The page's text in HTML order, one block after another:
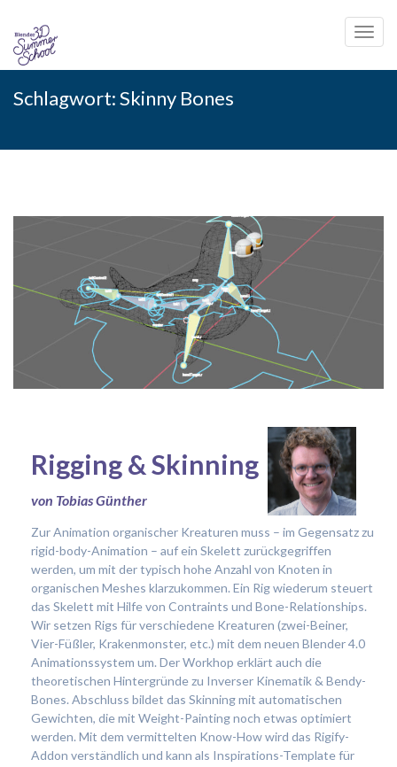
Schlagwort:Skinny Bones
Rigging & Skinning
von Tobias Günther
Zur Animation organischer Kreaturen muss – im Gegensatz zu
rigid-body-Animation – auf ein Skelett zurückgegriffen
werden, um mit der typisch hohe Anzahl von Knoten in
organischen Meshes klarzukommen. Ein Rig wiederum steuert
das Skelett mit Hilfe von Contraints und Bone-Relationships.
Wir setzen Rigs für verschiedene Kreaturen (zwei-Beiner,
Vier-Füßler, Krakenmonster, etc.) mit dem neuen Blender 4.0
Animationssystem um. Der Workhop erklärt auch die
theoretischen Hintergründe zu Inverser Kinematik & Bendy-
Bones. Abschluss bildet das Skinning mit automatischen
Gewichten, die mit Weight-Painting noch etwas optimiert
werden. Mit dem vermittelten Know-How wird das Rigify-
Addon verständlich und kann als Inspirations-Template für